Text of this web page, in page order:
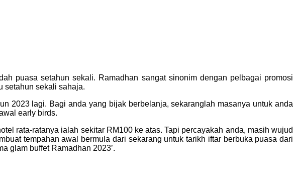
puasa setahun sekali. Ramadhan sangat sinonim dengan pelbagai promosi
setahun sekali sahaja.
2023 lagi. Bagi anda yang bijak berbelanja, sekaranglah masanya untuk anda
early birds.
rata-ratanya ialah sekitar RM100 ke atas. Tapi percayakah anda, masih wujud
tempahan awal bermula dari sekarang untuk tarikh iftar berbuka puasa dari
glam buffet Ramadhan 2023’.